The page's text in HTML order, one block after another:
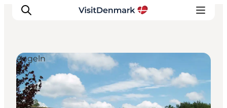
Inspiration
Regionen
Angeln